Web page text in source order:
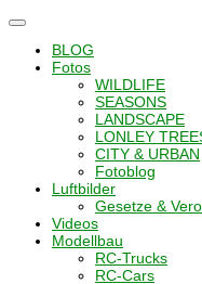
Navigation
umschalten
BLOG
Fotos
WILDLIFE
SEASONS
LANDSCAPE
LONLEY
CITY & URBAN
Fotoblog
Luftbilder
Gesetze &
Videos
Modellbau
RC-Trucks
RC-Cars